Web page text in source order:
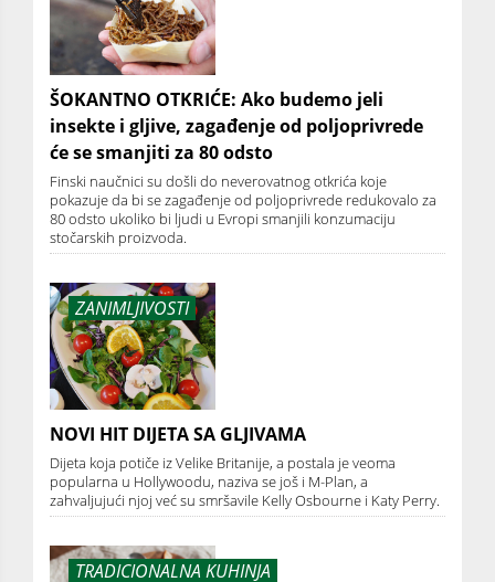
ŠOKANTNO OTKRIĆE: Ako budemo jeli
insekte i gljive, zagađenje od poljoprivrede
će se smanjiti za 80 odsto
Finski naučnici su došli do neverovatnog otkrića koje
pokazuje da bi se zagađenje od poljoprivrede redukovalo za
80 odsto ukoliko bi ljudi u Evropi smanjili konzumaciju
stočarskih proizvoda.
ZANIMLJIVOSTI
NOVI HIT DIJETA SA GLJIVAMA
Dijeta koja potiče iz Velike Britanije, a postala je veoma
popularna u Hollywoodu, naziva se još i M-Plan, a
zahvaljujući njoj već su smršavile Kelly Osbourne i Katy Perry.
TRADICIONALNA KUHINJA